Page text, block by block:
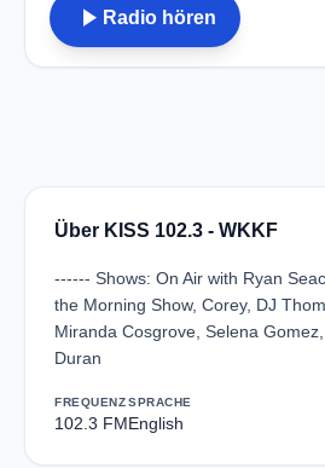
play_arrow Radio hören
Über KISS 102.3 - WKKF
------ Shows: On Air with Ryan
the Morning Show, Corey, DJ
Miranda Cosgrove, Selena
Duran
FREQUENZ
102.3 FM
SPRACHE
English